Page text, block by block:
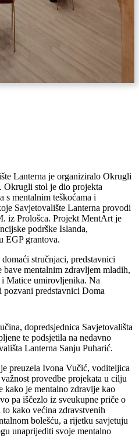
Lanterna je organiziralo Okrugli
Okrugli stol je dio projekta
s mentalnim teškoćama i
Savjetovalište Lanterna provodi
iz Prološca. Projekt MentArt je
podrške Islanda,
EGP grantova.
stručnjaci, predstavnici
mentalnim zdravljem mladih,
i Matice umirovljenika. Na
predstavnici Doma
dopredsjednica Savjetovališta
te podsjetila na nedavno
Lanterna Sanju Puharić.
preuzela Ivona Vučić, voditeljica
provedbe projekata u cilju
kako je mentalno zdravlje kao
pa iščezlo iz sveukupne priče o
kako većina zdravstvenih
bolešću, a rijetku savjetuju
unaprijediti svoje mentalno